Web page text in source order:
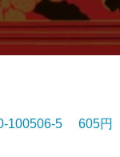
100506-5 605円